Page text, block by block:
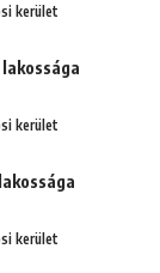
kerület
kerület
kerület